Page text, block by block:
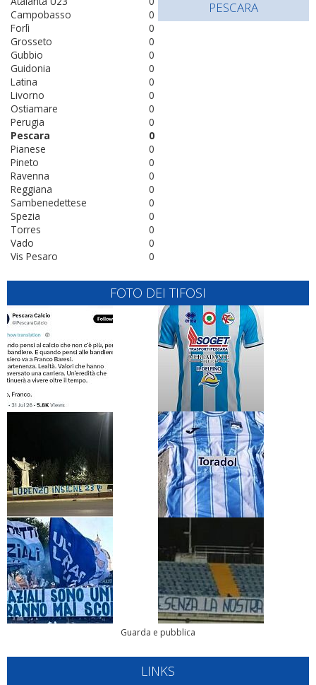
0
Campobasso
0
Forlì
0
Grosseto
0
Gubbio
0
Guidonia
0
Latina
0
Livorno
0
Ostiamare
0
Perugia
0
Pescara
0
Pianese
0
Pineto
0
Ravenna
0
Reggiana
0
Sambenedettese
0
Spezia
0
Torres
0
Vado
0
Vis Pesaro
PESCARA
FOTO DEI TIFOSI
Guarda e pubblica
LINKS